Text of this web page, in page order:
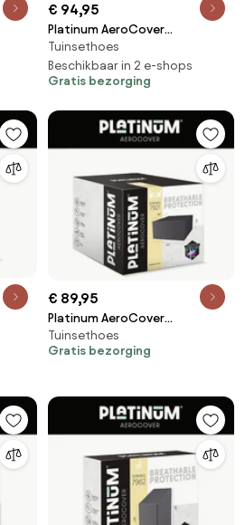
€ 94,95
Platinum AeroCover
Loungesethoes hoekset
270x270x100xH70
Tuinsethoes
Beschikbaar in 2 e-shops
Gratis bezorging
€ 89,95
Platinum AeroCover
Tuinsethoes 220x190xH85
Tuinsethoes
Gratis bezorging